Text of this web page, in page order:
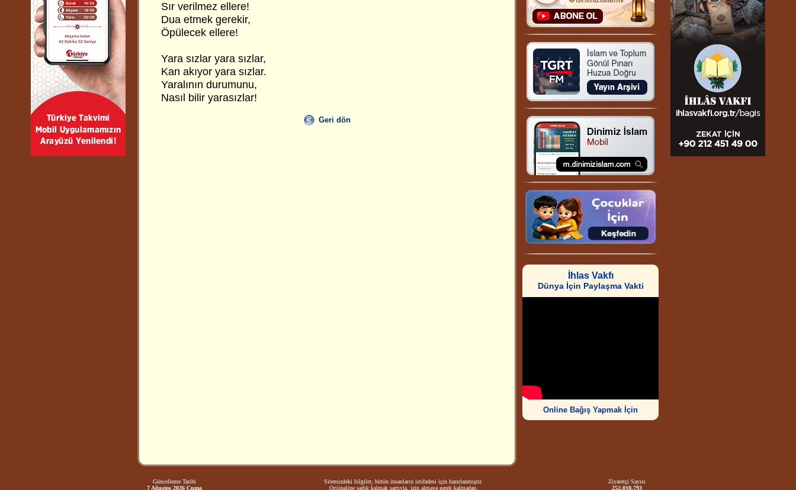
Sır verilmez ellere!
Dua etmek gerekir,
Öpülecek ellere!
Yara sızlar yara sızlar,
Kan akıyor yara sızlar.
Yaralının durumunu,
Nasıl bilir yarasızlar!
Geri dön
İhlas Vakfı
Dünya İçin Paylaşma Vakti
Online Bağış Yapmak İçin
Güncelleme Tarihi
7 Ağustos 2026 Cuma
Sitemizdeki bilgiler, bütün insanların istifadesi için hazırlanmıştır.
Orijinaline sadık kalmak şartıyla, izin almaya gerek kalmadan,
Ziyaretçi Sayısı
252.010.793